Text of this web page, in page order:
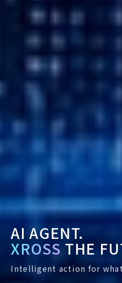
AI AGENT.
XROSS THE
Intelligent action for